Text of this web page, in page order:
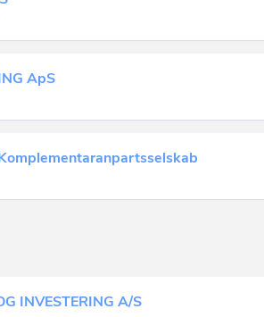
ApS
INVESTERING A/S